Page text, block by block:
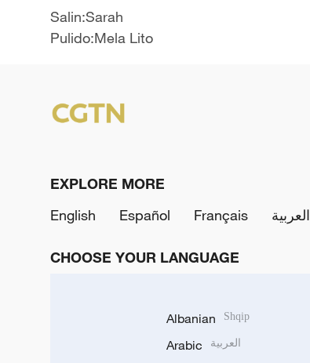
Salin:Sarah
Pulido:Mela Lito
EXPLORE MORE
English
Español Français العربية
CHOOSE YOUR LANGUAGE
Albanian Shqip
Arabic العربية